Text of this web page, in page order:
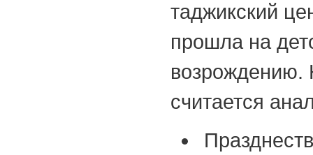
таджикский
прошла на
возрождению.
считается